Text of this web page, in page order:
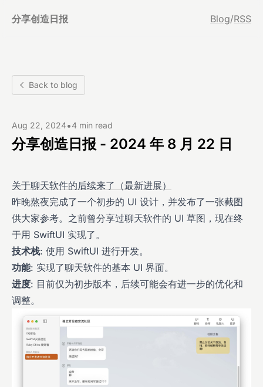
分享创造日报 Blog/RSS
Back to blog
Aug 22, 2024•4 min read
分享创造日报 - 2024 年 8 月 22 日
关于聊天软件的后续来了（最新进展）
昨晚熬夜完成了一个初步的 UI 设计，并发布了一张截图
供大家参考。之前曾分享过聊天软件的 UI 草图，现在终
于用 SwiftUI 实现了。
技术栈: 使用 SwiftUI 进行开发。
功能: 实现了聊天软件的基本 UI 界面。
进度: 目前仅为初步版本，后续可能会有进一步的优化和
调整。